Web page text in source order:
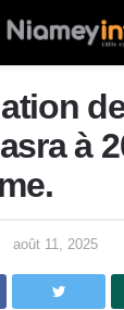
à
août 11, 2025